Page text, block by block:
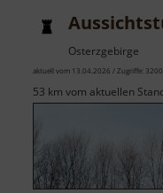
Osterzgebirge
aktuell vom 13.04.2026 / Zugriffe: 3200
53 km vom aktuellen